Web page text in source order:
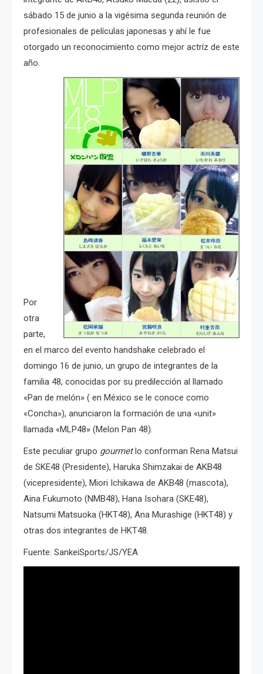
sábado 15 de junio a la vigésima segunda reunión de
profesionales de películas japonesas y ahí le fue
otorgado un reconocimiento como mejor actríz de este
año.
Por
otra
parte,
en el marco del evento handshake celebrado el
domingo 16 de junio, un grupo de integrantes de la
familia 48, conocidas por su predilección al llamado
«Pan de melón» ( en México se le conoce como
«Concha»), anunciaron la formación de una «unit»
llamada «MLP48» (Melon Pan 48).
Este peculiar grupo gourmetlo conforman Rena Matsui
de SKE48 (Presidente), Haruka Shimzakai de AKB48
(vicepresidente), Miori Ichikawa de AKB48 (mascota),
Aina Fukumoto (NMB48), Hana Isohara (SKE48),
Natsumi Matsuoka (HKT48), Ana Murashige (HKT48) y
otras dos integrantes de HKT48.
Fuente: SankeiSports/JS/YEA